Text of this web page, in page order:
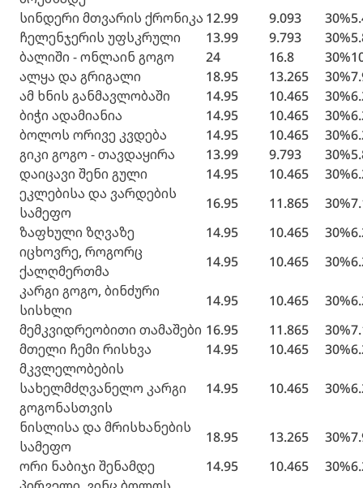
სინდერი მთვარის ქრონიკა 12.99 9.093 30%
ჩელენჯერის უფსკრული
13.99 9.793 30%
ბალიში - ონლაინ გოგო
24 16.8 30%
ალყა და გრიგალი
18.95 13.265 30%
ამ ხნის განმავლობაში
14.95 10.465 30%
ბიჭი ადამიანია
14.95 10.465 30%
ბოლოს ორივე კვდება
14.95 10.465 30%
გიკი გოგო - თავდაყირა
13.99 9.793 30%
დაიცავი შენი გული
14.95 10.465 30%
ეკლებისა და ვარდების
სამეფო
16.95 11.865 30%
ზაფხული ზღვაზე
14.95 10.465 30%
იცხოვრე, როგორც
ქალღმერთმა
14.95 10.465 30%
კარგი გოგო, ბინძური
სისხლი
14.95 10.465 30%
მემკვიდრეობითი თამაშები 16.95 11.865 30%
მთელი ჩემი რისხვა
14.95 10.465 30%
მკვლელობების
სახელმძღვანელო კარგი
გოგონასთვის
14.95 10.465 30%
ნისლისა და მრისხანების
სამეფო
18.95 13.265 30%
ორი ნაბიჯი შენამდე
14.95 10.465 30%